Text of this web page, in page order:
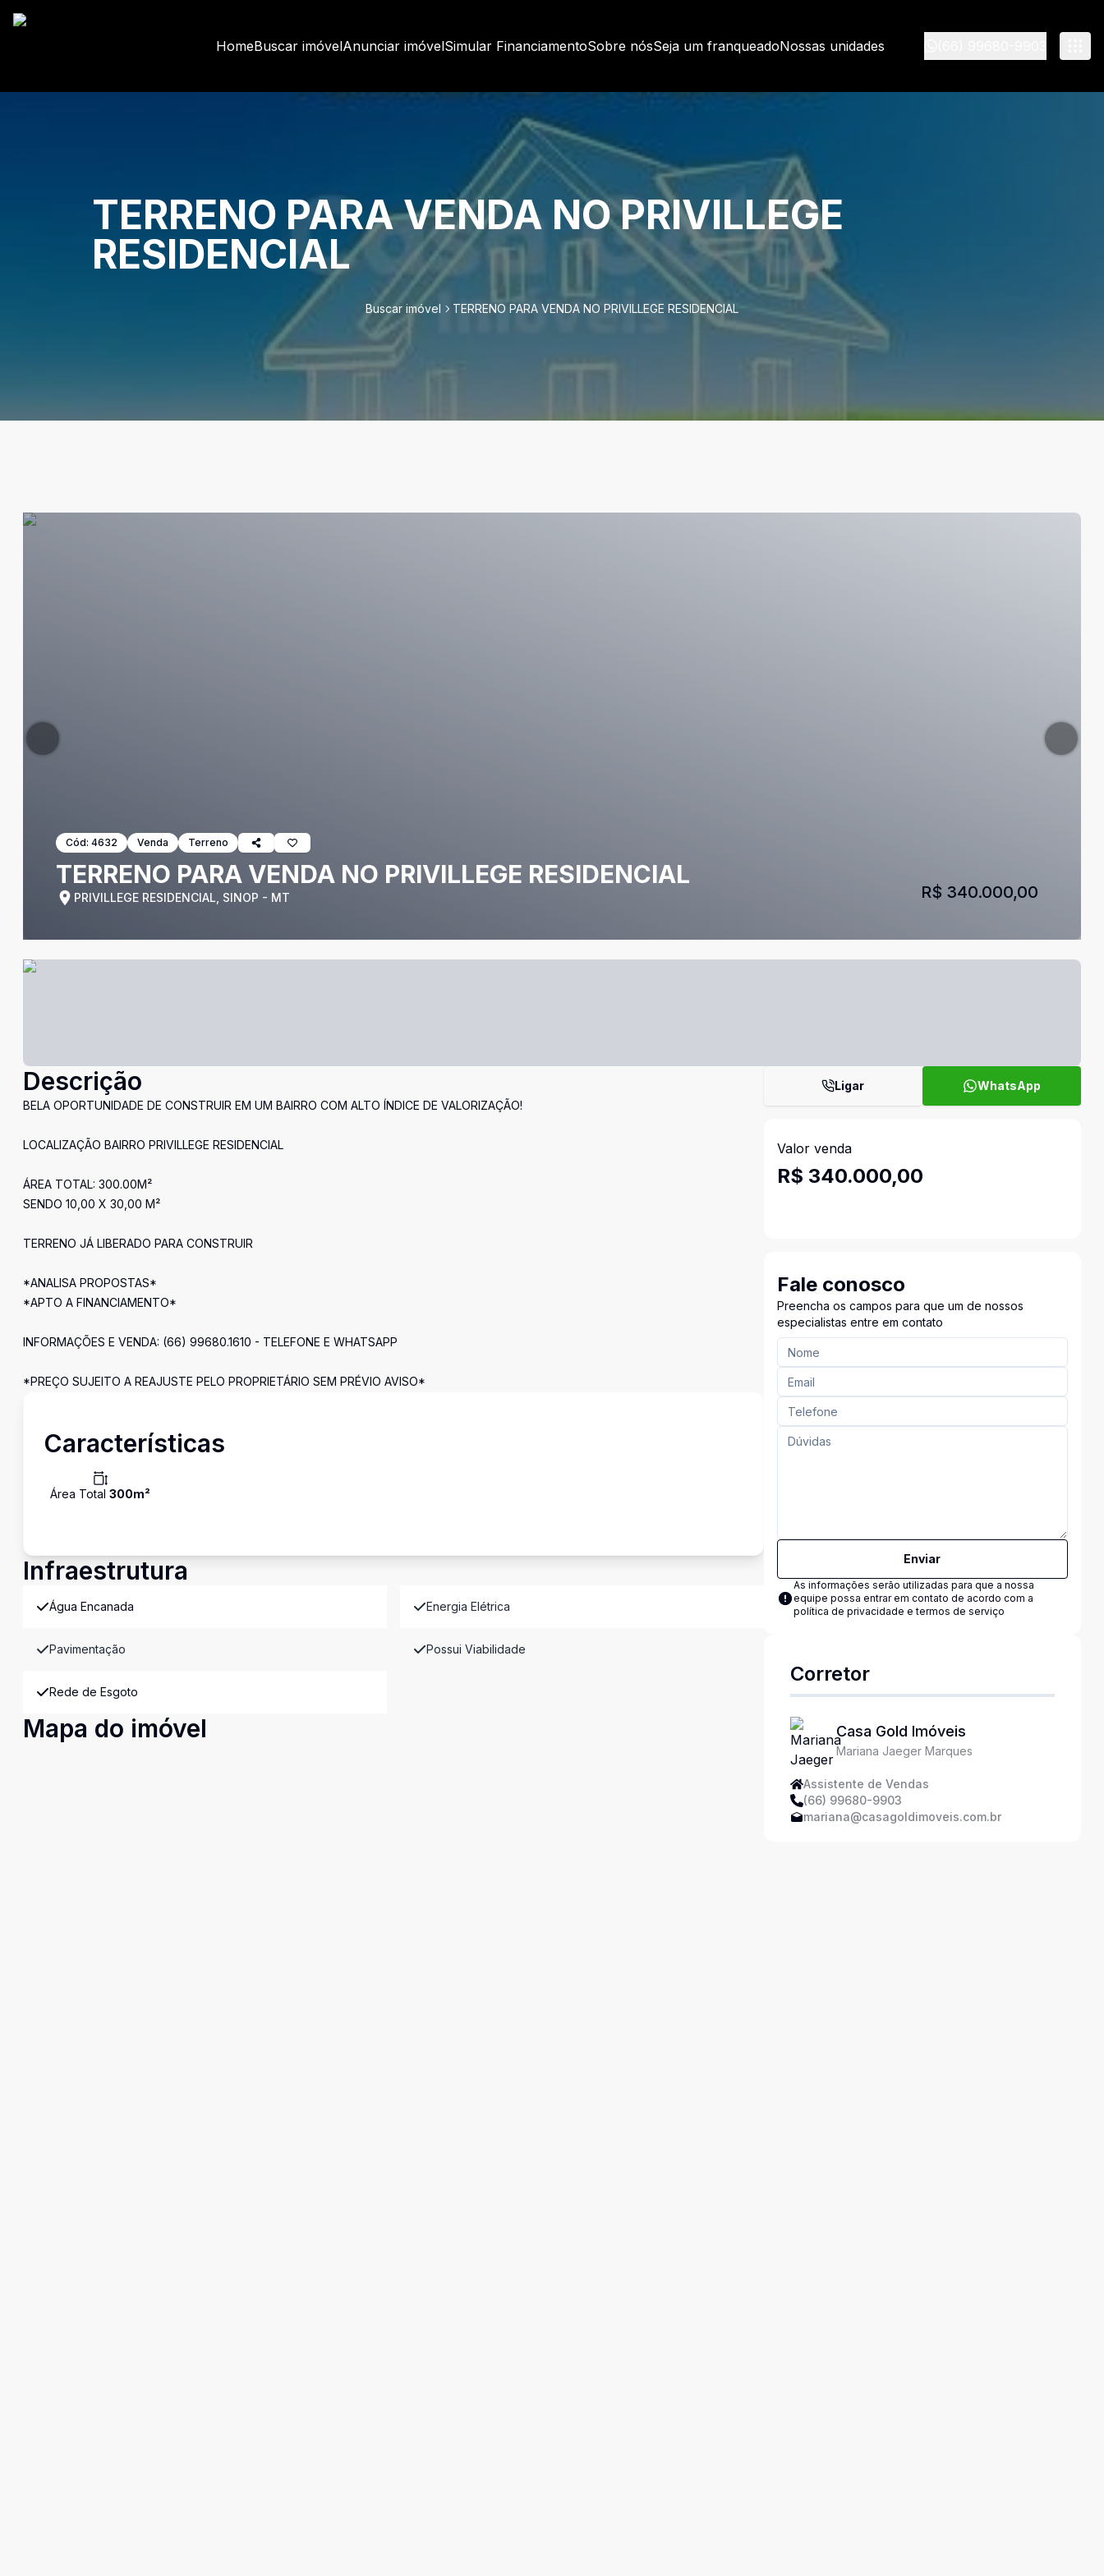
HomeBuscar imóvelAnunciar imóvelSimular FinanciamentoSobre nósSeja um franqueadoNossas unidades
TERRENO PARA VENDA NO PRIVILLEGE
RESIDENCIAL
Buscar imóvel TERRENO PARA VENDA NO PRIVILLEGE RESIDENCIAL
Cód: 4632 Venda Terreno
TERRENO PARA VENDA NO PRIVILLEGE RESIDENCIAL
PRIVILLEGE RESIDENCIAL, SINOP - MT R$ 340.000,00
Descrição
BELA OPORTUNIDADE DE CONSTRUIR EM UM BAIRRO COM ALTO ÍNDICE DE VALORIZAÇÃO!
LOCALIZAÇÃO BAIRRO PRIVILLEGE RESIDENCIAL
ÁREA TOTAL: 300.00M²
SENDO 10,00 X 30,00 M²
TERRENO JÁ LIBERADO PARA CONSTRUIR
*ANALISA PROPOSTAS*
*APTO A FINANCIAMENTO*
INFORMAÇÕES E VENDA: (66) 99680.1610 - TELEFONE E WHATSAPP
*PREÇO SUJEITO A REAJUSTE PELO PROPRIETÁRIO SEM PRÉVIO AVISO*
Características
Área Total 300m²
Infraestrutura
Água Encanada Energia Elétrica
Pavimentação Possui Viabilidade
Rede de Esgoto
Mapa do imóvel
Ligar WhatsApp
Valor venda
R$ 340.000,00
Fale conosco
Preencha os campos para que um de nossos
especialistas entre em contato
Enviar
As informações serão utilizadas para que a nossa
equipe possa entrar em contato de acordo com a
política de privacidade e termos de serviço
Corretor
Casa Gold Imóveis
Mariana Jaeger Marques
Assistente de Vendas
(66) 99680-9903
mariana@casagoldimoveis.com.br